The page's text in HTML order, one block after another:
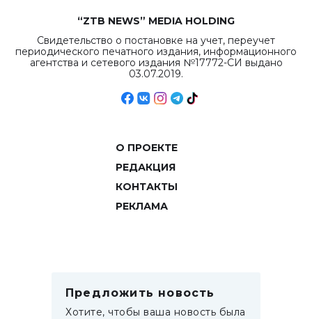
“ZTB NEWS” MEDIA HOLDING
Свидетельство о постановке на учет, переучет
периодического печатного издания, информационного
агентства и сетевого издания №17772-СИ выдано
03.07.2019.
О ПРОЕКТЕ
РЕДАКЦИЯ
КОНТАКТЫ
РЕКЛАМА
Предложить новость
Хотите, чтобы ваша новость была